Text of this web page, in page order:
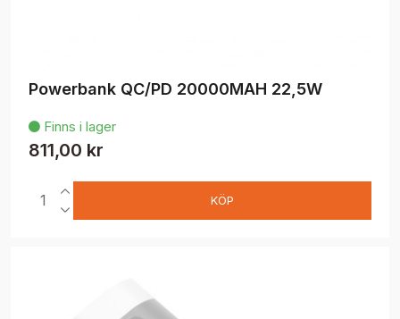
 Finns i lager
Powerbank QC/PD 20000MAH 22,5W
811,00 kr
KÖP